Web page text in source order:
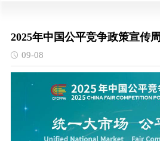
2025年中国公平竞争政策宣传周
09-08